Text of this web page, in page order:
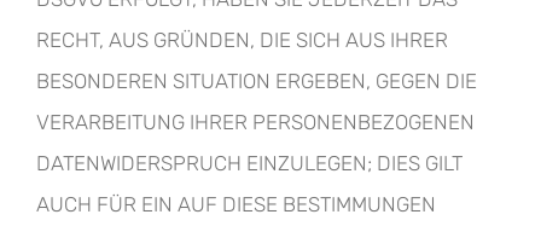
RECHT, AUS GRÜNDEN, DIE SICH AUS IHRER
BESONDEREN SITUATION ERGEBEN, GEGEN DIE
VERARBEITUNG IHRER PERSONENBEZOGENEN
DATENWIDERSPRUCH EINZULEGEN; DIES GILT
AUCH FÜR EIN AUF DIESE BESTIMMUNGEN